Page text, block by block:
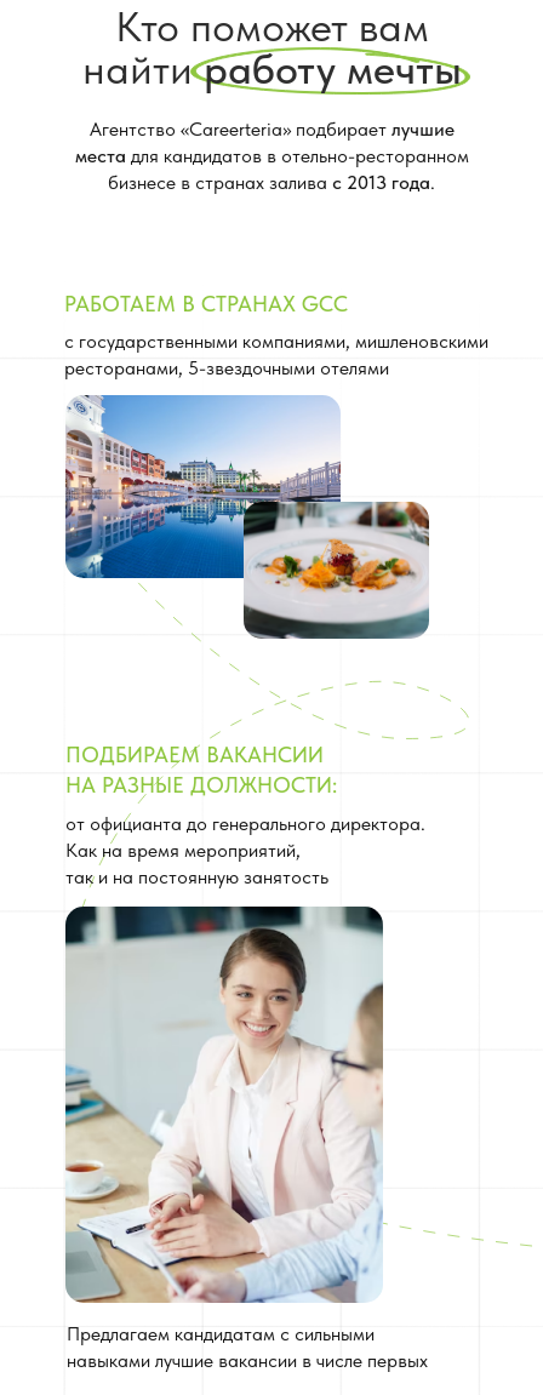
с государственными компаниями, мишленовскими
ресторанами, 5-звездочными отелями
Агентство «Careerteria» подбирает лучшие
места для кандидатов в отельно-ресторанном
бизнесе в странах залива с 2013 года.
Кто поможет вам
найтиработу мечты
от официанта до генерального директора.
Как на время мероприятий,
так и на постоянную занятость
Предлагаем кандидатам с сильными
навыками лучшие вакансии в числе первых
РАБОТАЕМ В СТРАНАХ GCC
ПОДБИРАЕМ ВАКАНСИИ
НА РАЗНЫЕ ДОЛЖНОСТИ: